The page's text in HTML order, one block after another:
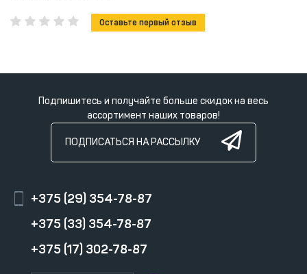
Оставьте первый отзыв
Подпишитесь и получайте больше скидок на весь
ассортимент наших товаров!
ПОДПИСАТЬСЯ НА РАССЫЛКУ
+375 (29) 354-78-87
+375 (33) 354-78-87
+375 (17) 302-78-87